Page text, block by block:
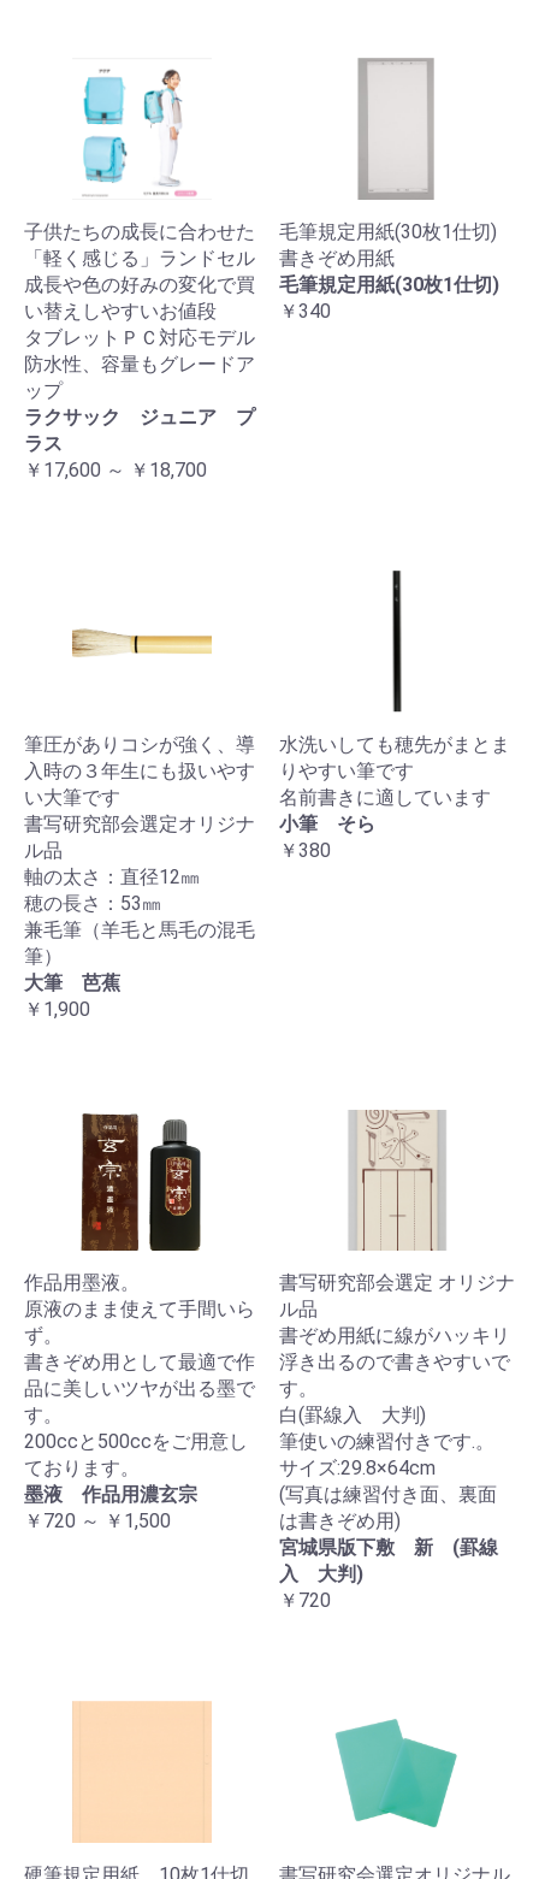
子供たちの成長に合わせた
「軽く感じる」ランドセル
成長や色の好みの変化で買
い替えしやすいお値段
タブレットＰＣ対応モデル
防水性、容量もグレードア
ップ
ラクサック ジュニア プ
ラス
￥17,600 ～ ￥18,700
毛筆規定用紙(30枚1仕切)
書きぞめ用紙
毛筆規定用紙(30枚1仕切)
￥340
筆圧がありコシが強く、導
入時の３年生にも扱いやす
い大筆です
書写研究部会選定オリジナ
ル品
軸の太さ：直径12㎜
穂の長さ：53㎜
兼毛筆（羊毛と馬毛の混毛
筆）
大筆 芭蕉
￥1,900
水洗いしても穂先がまとま
りやすい筆です
名前書きに適しています
小筆 そら
￥380
作品用墨液。
原液のまま使えて手間いら
ず。
書きぞめ用として最適で作
品に美しいツヤが出る墨で
す。
200ccと500ccをご用意し
ております。
墨液 作品用濃玄宗
￥720 ～ ￥1,500
書写研究部会選定 オリジナ
ル品
書ぞめ用紙に線がハッキリ
浮き出るので書きやすいで
す。
白(罫線入 大判)
筆使いの練習付きです.。
サイズ:29.8×64cm
(写真は練習付き面、裏面
は書きぞめ用)
宮城県版下敷 新 (罫線
入 大判)
￥720